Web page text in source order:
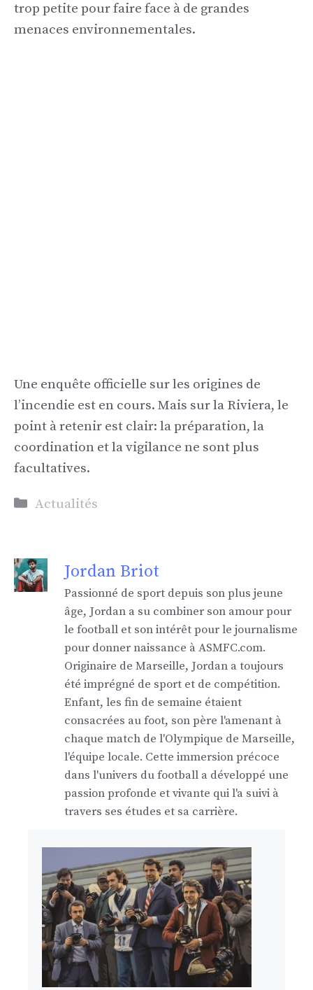
trop petite pour faire face à de grandes
menaces environnementales.
Une enquête officielle sur les origines de
l’incendie est en cours. Mais sur la Riviera, le
point à retenir est clair: la préparation, la
coordination et la vigilance ne sont plus
facultatives.
Catégories
Actualités
Jordan Briot
Passionné de sport depuis son plus jeune
âge, Jordan a su combiner son amour pour
le football et son intérêt pour le journalisme
pour donner naissance à ASMFC.com.
Originaire de Marseille, Jordan a toujours
été imprégné de sport et de compétition.
Enfant, les fin de semaine étaient
consacrées au foot, son père l'amenant à
chaque match de l'Olympique de Marseille,
l'équipe locale. Cette immersion précoce
dans l'univers du football a développé une
passion profonde et vivante qui l'a suivi à
travers ses études et sa carrière.